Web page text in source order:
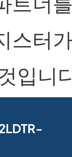
스터
입니